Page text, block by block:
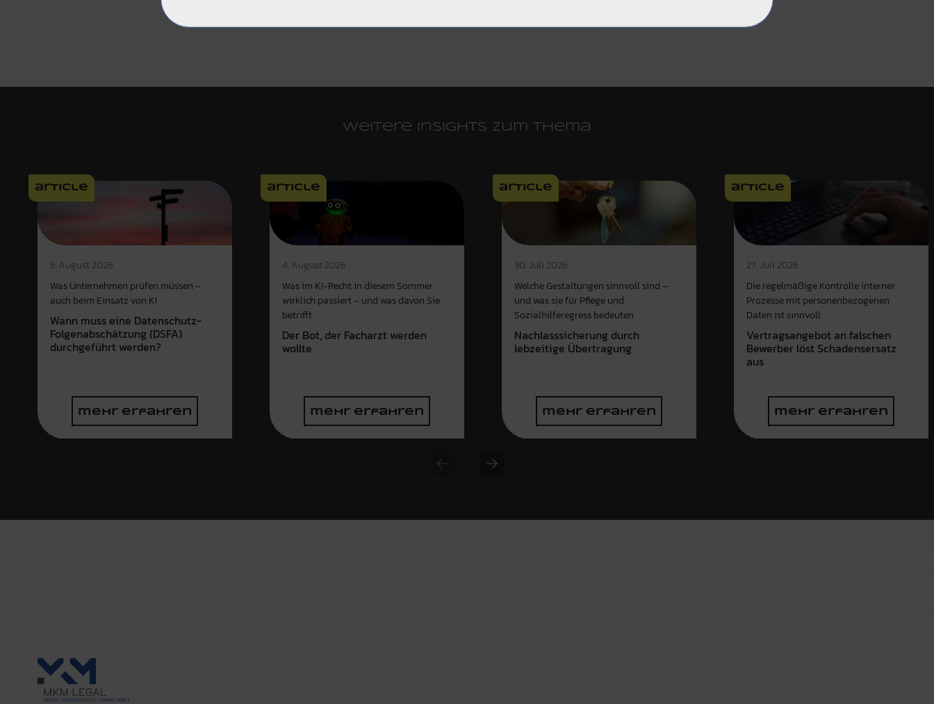
Weitere Insights zum Thema
article
5. August 2026
Was Unternehmen prüfen müssen –
auch beim Einsatz von KI
Wann muss eine Datenschutz-
Folgenabschätzung (DSFA)
durchgeführt werden?
mehr erfahren
article
4. August 2026
Was im KI-Recht in diesem Sommer
wirklich passiert – und was davon Sie
betrifft
Der Bot, der Facharzt werden
wollte
mehr erfahren
article
30. Juli 2026
Welche Gestaltungen sinnvoll sind –
und was sie für Pflege und
Sozialhilferegress bedeuten
Nachlasssicherung durch
lebzeitige Übertragung
mehr erfahren
article
27. Juli 2026
Die regelmäßige Kontrolle interner
Prozesse mit personenbezogenen
Daten ist sinnvoll
Vertragsangebot an falschen
Bewerber löst Schadensersatz
aus
mehr erfahren
Previous slide
Next slide